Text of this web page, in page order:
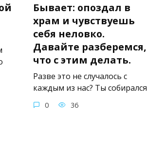
Бывает: опоздал в
храм и чувствуешь
себя неловко.
Давайте разберемся,
что с этим делать.
Разве это не случалось с
каждым из нас? Ты собирался
0 36